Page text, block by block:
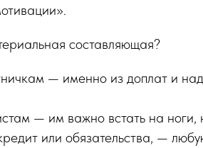
составляющая?
— именно из доплат и
— им важно встать на ноги,
или обязательства, —